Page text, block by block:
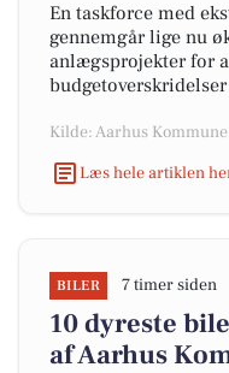
En taskforce med
gennemgår lige nu
anlægsprojekter for
Kilde: Aarhus Kommune
Læs hele artiklen
BILER 7 timer siden
10 dyreste
af Aarhus